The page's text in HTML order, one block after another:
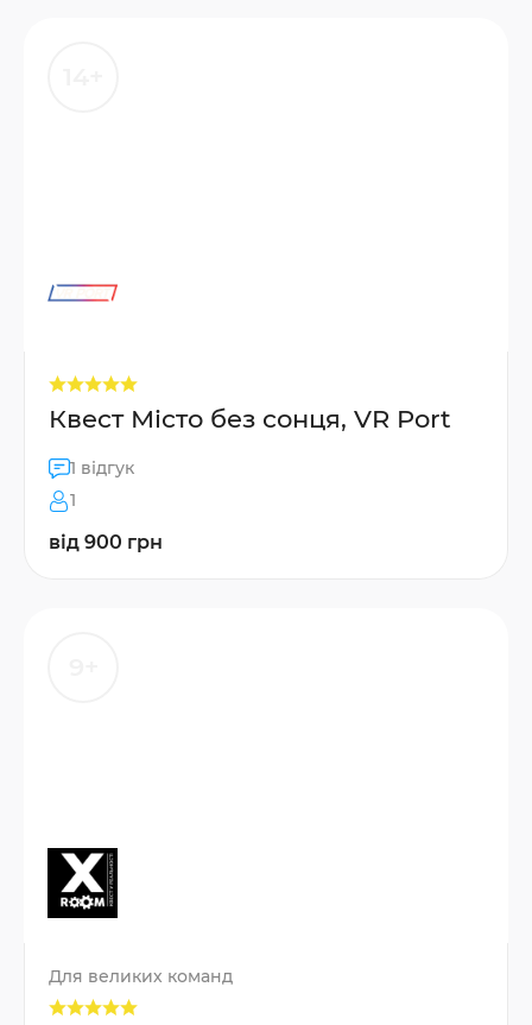
Квест Місто без сонця, VR Port
1 відгук
1
від 900 грн
Для великих команд